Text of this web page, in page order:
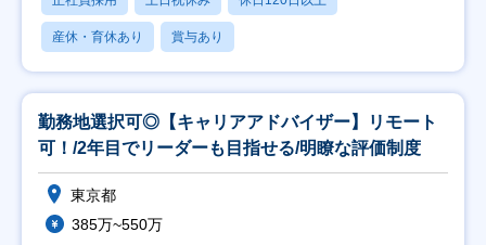
産休・育休あり 賞与あり
勤務地選択可◎【キャリアアドバイザー】リモート
可！/2年目でリーダーも目指せる/明瞭な評価制度
東京都
385万~550万